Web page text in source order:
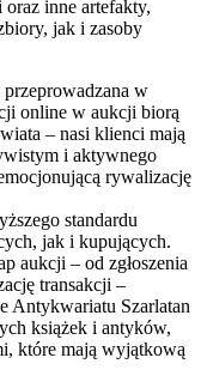
inne artefakty,
jak i zasoby
przeprowadzana w
online w aukcji biorą
– nasi klienci mają
i aktywnego
rywalizację
standardu
jak i kupujących.
aukcji – od zgłoszenia
transakcji –
Antykwariatu Szarlatan
książek i antyków,
które mają wyjątkową